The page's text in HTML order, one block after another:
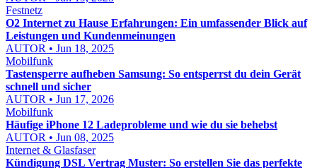
Festnetz
O2 Internet zu Hause Erfahrungen: Ein umfassender Blick auf
Leistungen und Kundenmeinungen
AUTOR • Jun 18, 2025
Mobilfunk
Tastensperre aufheben Samsung: So entsperrst du dein Gerät
schnell und sicher
AUTOR • Jun 17, 2026
Mobilfunk
Häufige iPhone 12 Ladeprobleme und wie du sie behebst
AUTOR • Jun 08, 2025
Internet & Glasfaser
Kündigung DSL Vertrag Muster: So erstellen Sie das perfekte